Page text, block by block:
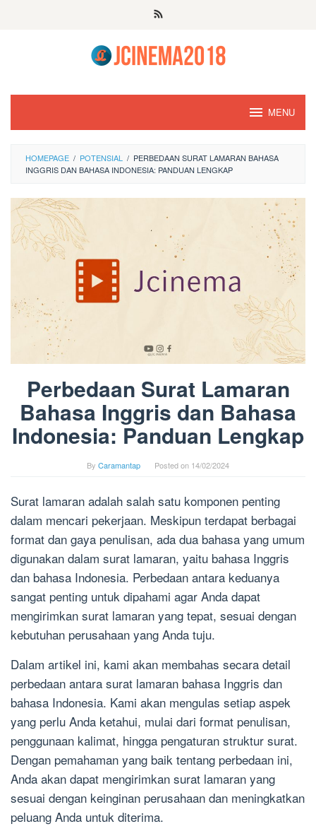
MENU
HOMEPAGE / POTENSIAL / PERBEDAAN SURAT LAMARAN BAHASA
INGGRIS DAN BAHASA INDONESIA: PANDUAN LENGKAP
Perbedaan Surat Lamaran
Bahasa Inggris dan Bahasa
Indonesia: Panduan Lengkap
By Caramantap Posted on 14/02/2024
Surat lamaran adalah salah satu komponen penting
dalam mencari pekerjaan. Meskipun terdapat berbagai
format dan gaya penulisan, ada dua bahasa yang umum
digunakan dalam surat lamaran, yaitu bahasa Inggris
dan bahasa Indonesia. Perbedaan antara keduanya
sangat penting untuk dipahami agar Anda dapat
mengirimkan surat lamaran yang tepat, sesuai dengan
kebutuhan perusahaan yang Anda tuju.
Dalam artikel ini, kami akan membahas secara detail
perbedaan antara surat lamaran bahasa Inggris dan
bahasa Indonesia. Kami akan mengulas setiap aspek
yang perlu Anda ketahui, mulai dari format penulisan,
penggunaan kalimat, hingga pengaturan struktur surat.
Dengan pemahaman yang baik tentang perbedaan ini,
Anda akan dapat mengirimkan surat lamaran yang
sesuai dengan keinginan perusahaan dan meningkatkan
peluang Anda untuk diterima.